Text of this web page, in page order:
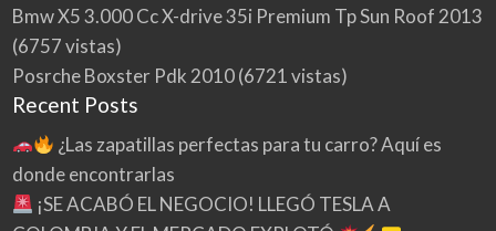
Bmw X5 3.000 Cc X-drive 35i Premium Tp Sun Roof 2013
(6757 vistas)
Posrche Boxster Pdk 2010(6721 vistas)
Recent Posts
¿Las zapatillas perfectas para tu carro? Aquí es
donde encontrarlas
¡SE ACABÓ EL NEGOCIO! LLEGÓ TESLA A